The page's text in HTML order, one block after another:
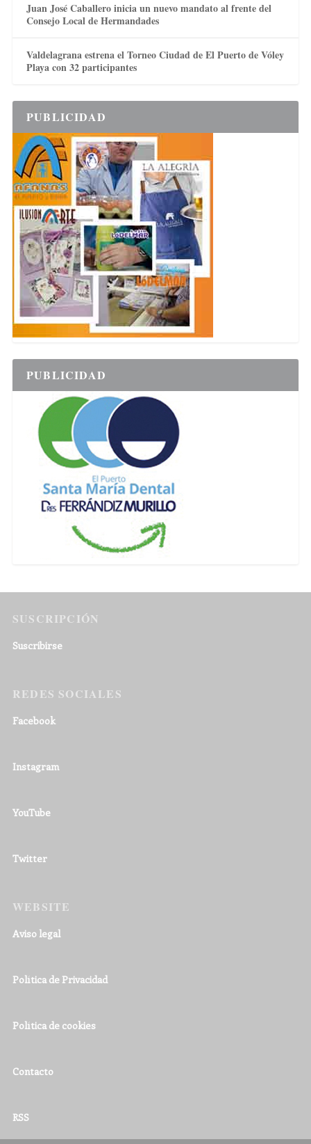
Juan José Caballero inicia un nuevo mandato al frente del
Consejo Local de Hermandades
Valdelagrana estrena el Torneo Ciudad de El Puerto de Vóley
Playa con 32 participantes
PUBLICIDAD
PUBLICIDAD
SUSCRIPCIÓN
Suscribirse
REDES SOCIALES
Facebook
Instagram
YouTube
Twitter
WEBSITE
Aviso legal
Política de Privacidad
Política de cookies
Contacto
RSS